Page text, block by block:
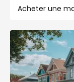
Acheter une